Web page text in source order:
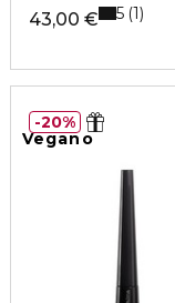
43,00 € 5 1
Vegano
20%